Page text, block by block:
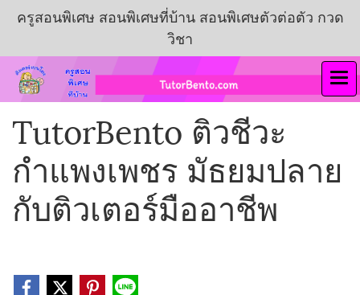
ครูสอนพิเศษ สอนพิเศษที่บ้าน สอนพิเศษตัวต่อตัว กวด
วิชา
TutorBento ติวชีวะ
กำแพงเพชร มัธยมปลาย
กับติวเตอร์มืออาชีพ